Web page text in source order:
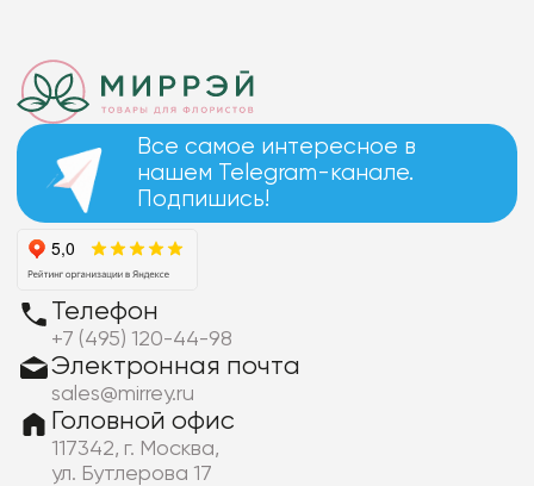
Все самое интересное в
нашем Telegram-канале.
Подпишись!
Телефон
+7 (495) 120-44-98
Электронная почта
sales@mirrey.ru
Головной офис
117342, г. Москва,
ул. Бутлерова 17